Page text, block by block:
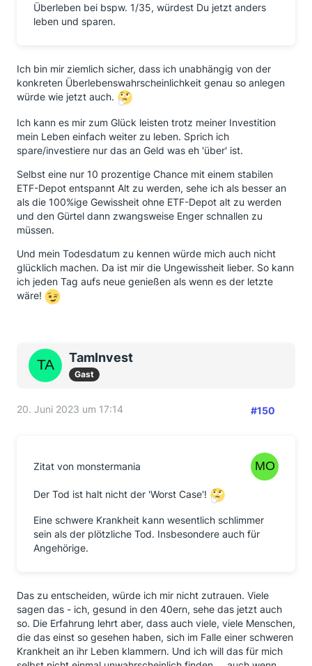
Überleben bei bspw. 1/35, würdest Du jetzt anders
leben und sparen.
Ich bin mir ziemlich sicher, dass ich unabhängig von der
konkreten Überlebenswahrscheinlichkeit genau so anlegen
würde wie jetzt auch.
Ich kann es mir zum Glück leisten trotz meiner Investition
mein Leben einfach weiter zu leben. Sprich ich
spare/investiere nur das an Geld was eh 'über' ist.
Selbst eine nur 10 prozentige Chance mit einem stabilen
ETF-Depot entspannt Alt zu werden, sehe ich als besser an
als die 100%ige Gewissheit ohne ETF-Depot alt zu werden
und den Gürtel dann zwangsweise Enger schnallen zu
müssen.
Und mein Todesdatum zu kennen würde mich auch nicht
glücklich machen. Da ist mir die Ungewissheit lieber. So kann
ich jeden Tag aufs neue genießen als wenn es der letzte
wäre!
TamInvest
Gast
20. Juni 2023 um 17:14 #150
Zitat von monstermania
Der Tod ist halt nicht der 'Worst Case'!
Eine schwere Krankheit kann wesentlich schlimmer
sein als der plötzliche Tod. Insbesondere auch für
Angehörige.
Das zu entscheiden, würde ich mir nicht zutrauen. Viele
sagen das - ich, gesund in den 40ern, sehe das jetzt auch
so. Die Erfahrung lehrt aber, dass auch viele, viele Menschen,
die das einst so gesehen haben, sich im Falle einer schweren
Krankheit an ihr Leben klammern. Und ich will das für mich